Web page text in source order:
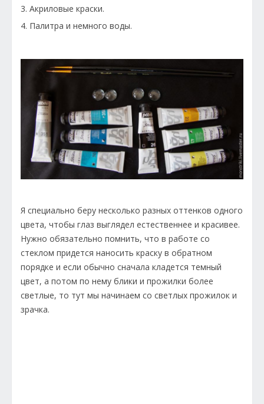
3. Акриловые краски.
4. Палитра и немного воды.
Я специально беру несколько разных оттенков одного
цвета, чтобы глаз выглядел естественнее и красивее.
Нужно обязательно помнить, что в работе со
стеклом придется наносить краску в обратном
порядке и если обычно сначала кладется темный
цвет, а потом по нему блики и прожилки более
светлые, то тут мы начинаем со светлых прожилок и
зрачка.